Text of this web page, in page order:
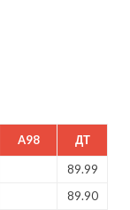
A98 ДТ
89.99
89.90